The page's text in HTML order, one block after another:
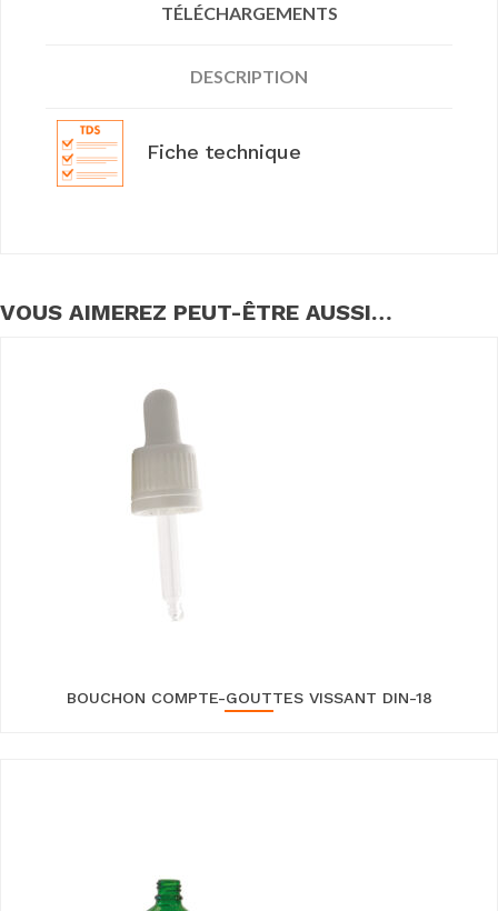
TÉLÉCHARGEMENTS
DESCRIPTION
Fiche technique
VOUS AIMEREZ PEUT-ÊTRE AUSSI…
BOUCHON COMPTE-GOUTTES VISSANT DIN-18